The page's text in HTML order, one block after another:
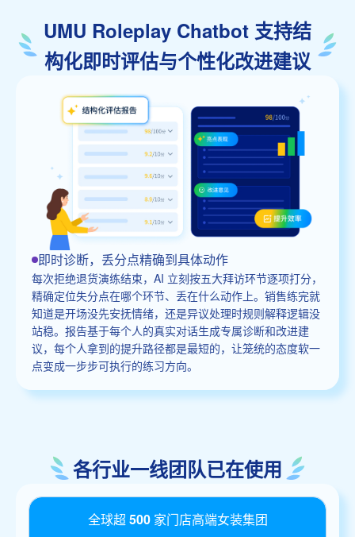
UMU Roleplay Chatbot 支持结
构化即时评估与个性化改进建议
即时诊断，丢分点精确到具体动作
每次拒绝退货演练结束，AI 立刻按五大拜访环节逐项打分，
精确定位失分点在哪个环节、丢在什么动作上。销售练完就
知道是开场没先安抚情绪，还是异议处理时规则解释逻辑没
站稳。报告基于每个人的真实对话生成专属诊断和改进建
议，每个人拿到的提升路径都是最短的，让笼统的态度软一
点变成一步步可执行的练习方向。
各行业一线团队已在使用
全球超 500 家门店高端女装集团